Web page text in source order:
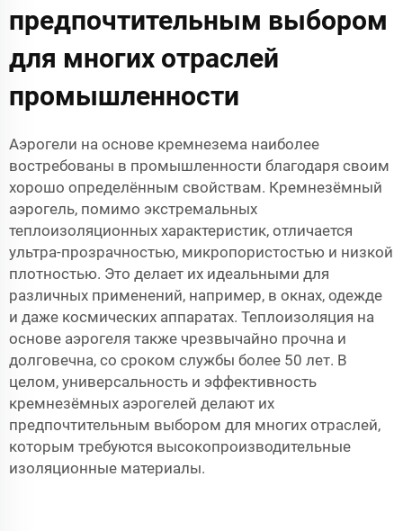
предпочтительным выбором
для многих отраслей
промышленности
Аэрогели на основе кремнезема наиболее
востребованы в промышленности благодаря своим
хорошо определённым свойствам. Кремнезёмный
аэрогель, помимо экстремальных
теплоизоляционных характеристик, отличается
ультра-прозрачностью, микропористостью и низкой
плотностью. Это делает их идеальными для
различных применений, например, в окнах, одежде
и даже космических аппаратах. Теплоизоляция на
основе аэрогеля также чрезвычайно прочна и
долговечна, со сроком службы более 50 лет. В
целом, универсальность и эффективность
кремнезёмных аэрогелей делают их
предпочтительным выбором для многих отраслей,
которым требуются высокопроизводительные
изоляционные материалы.